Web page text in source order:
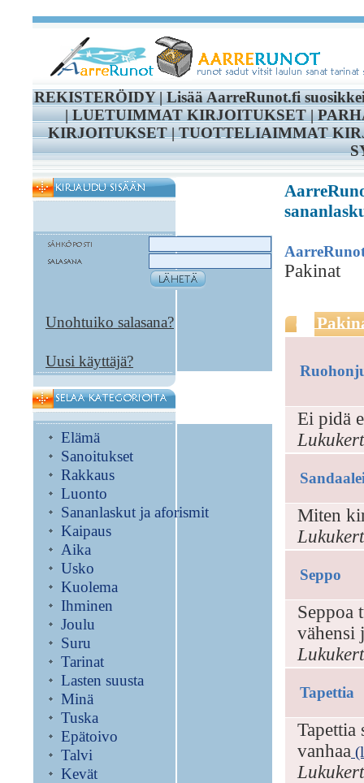
REKISTERÖIDY|Lisää AarreRunot.fi
|LUETUIMMAT KIRJOITUKSET|
KIRJOITUKSET|TUOTTELIAIMMAT
Unohtuiko salasana?
Uusi käyttäjä?
Elämä
Sanoitukset
Rakkaus
Luonto
Sananlaskut ja aforismit
Kaipaus
Aika
Usko
Kuolema
Ihminen
Joulu
Suru
Tarinat
Lasten suusta
Minä
Tuska
Epätoivo
Talvi
Kevät
Pakinat
Ei pidä
Miten
Seppo
Seppoa
vähensi
Tapettia
Tapettia
vanhaa